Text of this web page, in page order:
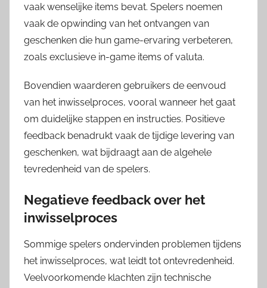
vaak wenselijke items bevat. Spelers noemen
vaak de opwinding van het ontvangen van
geschenken die hun game-ervaring verbeteren,
zoals exclusieve in-game items of valuta.
Bovendien waarderen gebruikers de eenvoud
van het inwisselproces, vooral wanneer het gaat
om duidelijke stappen en instructies. Positieve
feedback benadrukt vaak de tijdige levering van
geschenken, wat bijdraagt aan de algehele
tevredenheid van de spelers.
Negatieve feedback over het
inwisselproces
Sommige spelers ondervinden problemen tijdens
het inwisselproces, wat leidt tot ontevredenheid.
Veelvoorkomende klachten zijn technische